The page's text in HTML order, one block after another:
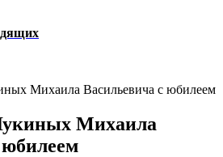
Михаила Васильевича с юбилеем
Михаила